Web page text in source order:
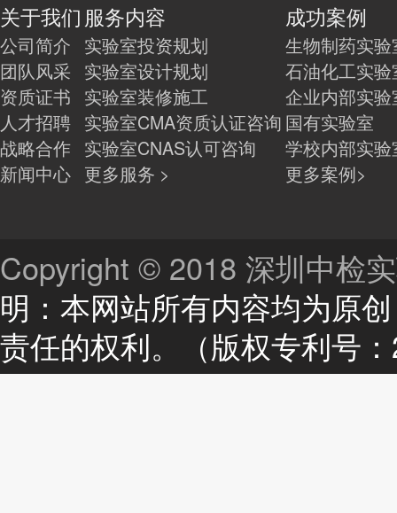
关于我们
公司简介
团队风采
资质证书
人才招聘
战略合作
新闻中心
服务内容
实验室投资规划
实验室设计规划
实验室装修施工
实验室CMA资质认证咨询
实验室CNAS认可咨询
更多服务 >
成功案例
生物制药实验
石油化工实验
企业内部实验
国有实验室
学校内部实验
更多案例>
Copyright © 2018 深圳中检
明：本网站所有内容均为原
责任的权利。（版权专利号